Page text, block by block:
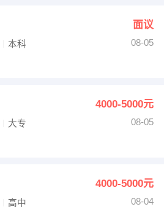
面议
本科
08-05
4000-5000元
大专
08-05
4000-5000元
高中
08-04